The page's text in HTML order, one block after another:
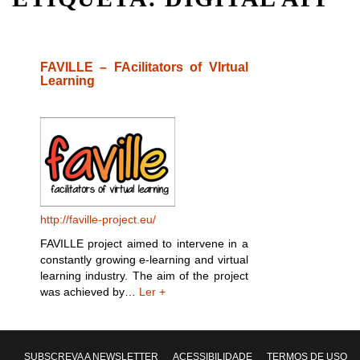
FAVILLE – FAcilitators of VIrtual
Learning
http://faville-project.eu/
FAVILLE project aimed to intervene in a
constantly growing e-learning and virtual
learning industry. The aim of the project
was achieved by… Ler +
SUBSCREVA A NEWSLETTER ACESSIBILIDADE TERMOS DE USO